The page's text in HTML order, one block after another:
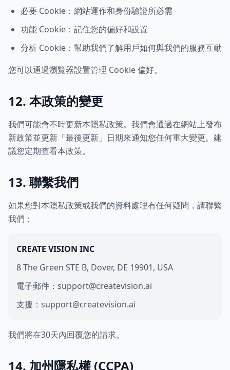
必要 Cookie：網站運作和身份驗證所必需
功能 Cookie：記住您的偏好和設置
分析 Cookie：幫助我們了解用戶如何與我們的服務互動
您可以通過瀏覽器設置管理 Cookie 偏好。
12. 本政策的變更
我們可能會不時更新本隱私政策。我們會通過在網站上發布
新政策並更新「最後更新」日期來通知您任何重大變更。建
議您定期查看本政策。
13. 聯繫我們
如果您對本隱私政策或我們的資料處理有任何疑問，請聯繫
我們：
CREATE VISION INC
8 The Green STE B, Dover, DE 19901, USA
電子郵件：support@createvision.ai
支援：support@createvision.ai
我們將在30天內回覆您的請求。
14. 加州隱私權 (CCPA)